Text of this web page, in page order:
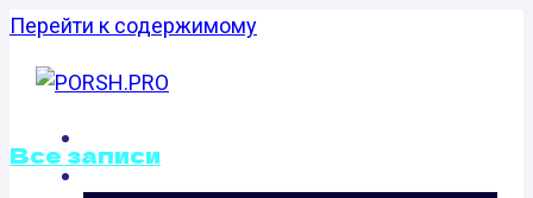
Перейти к содержимому
Все записи